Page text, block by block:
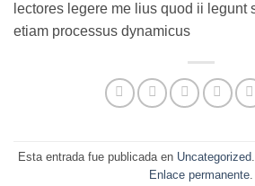
lectores legere me lius quod ii legunt
etiam processus dynamicus
Esta entrada fue publicada en Uncategorized
Enlace permanente